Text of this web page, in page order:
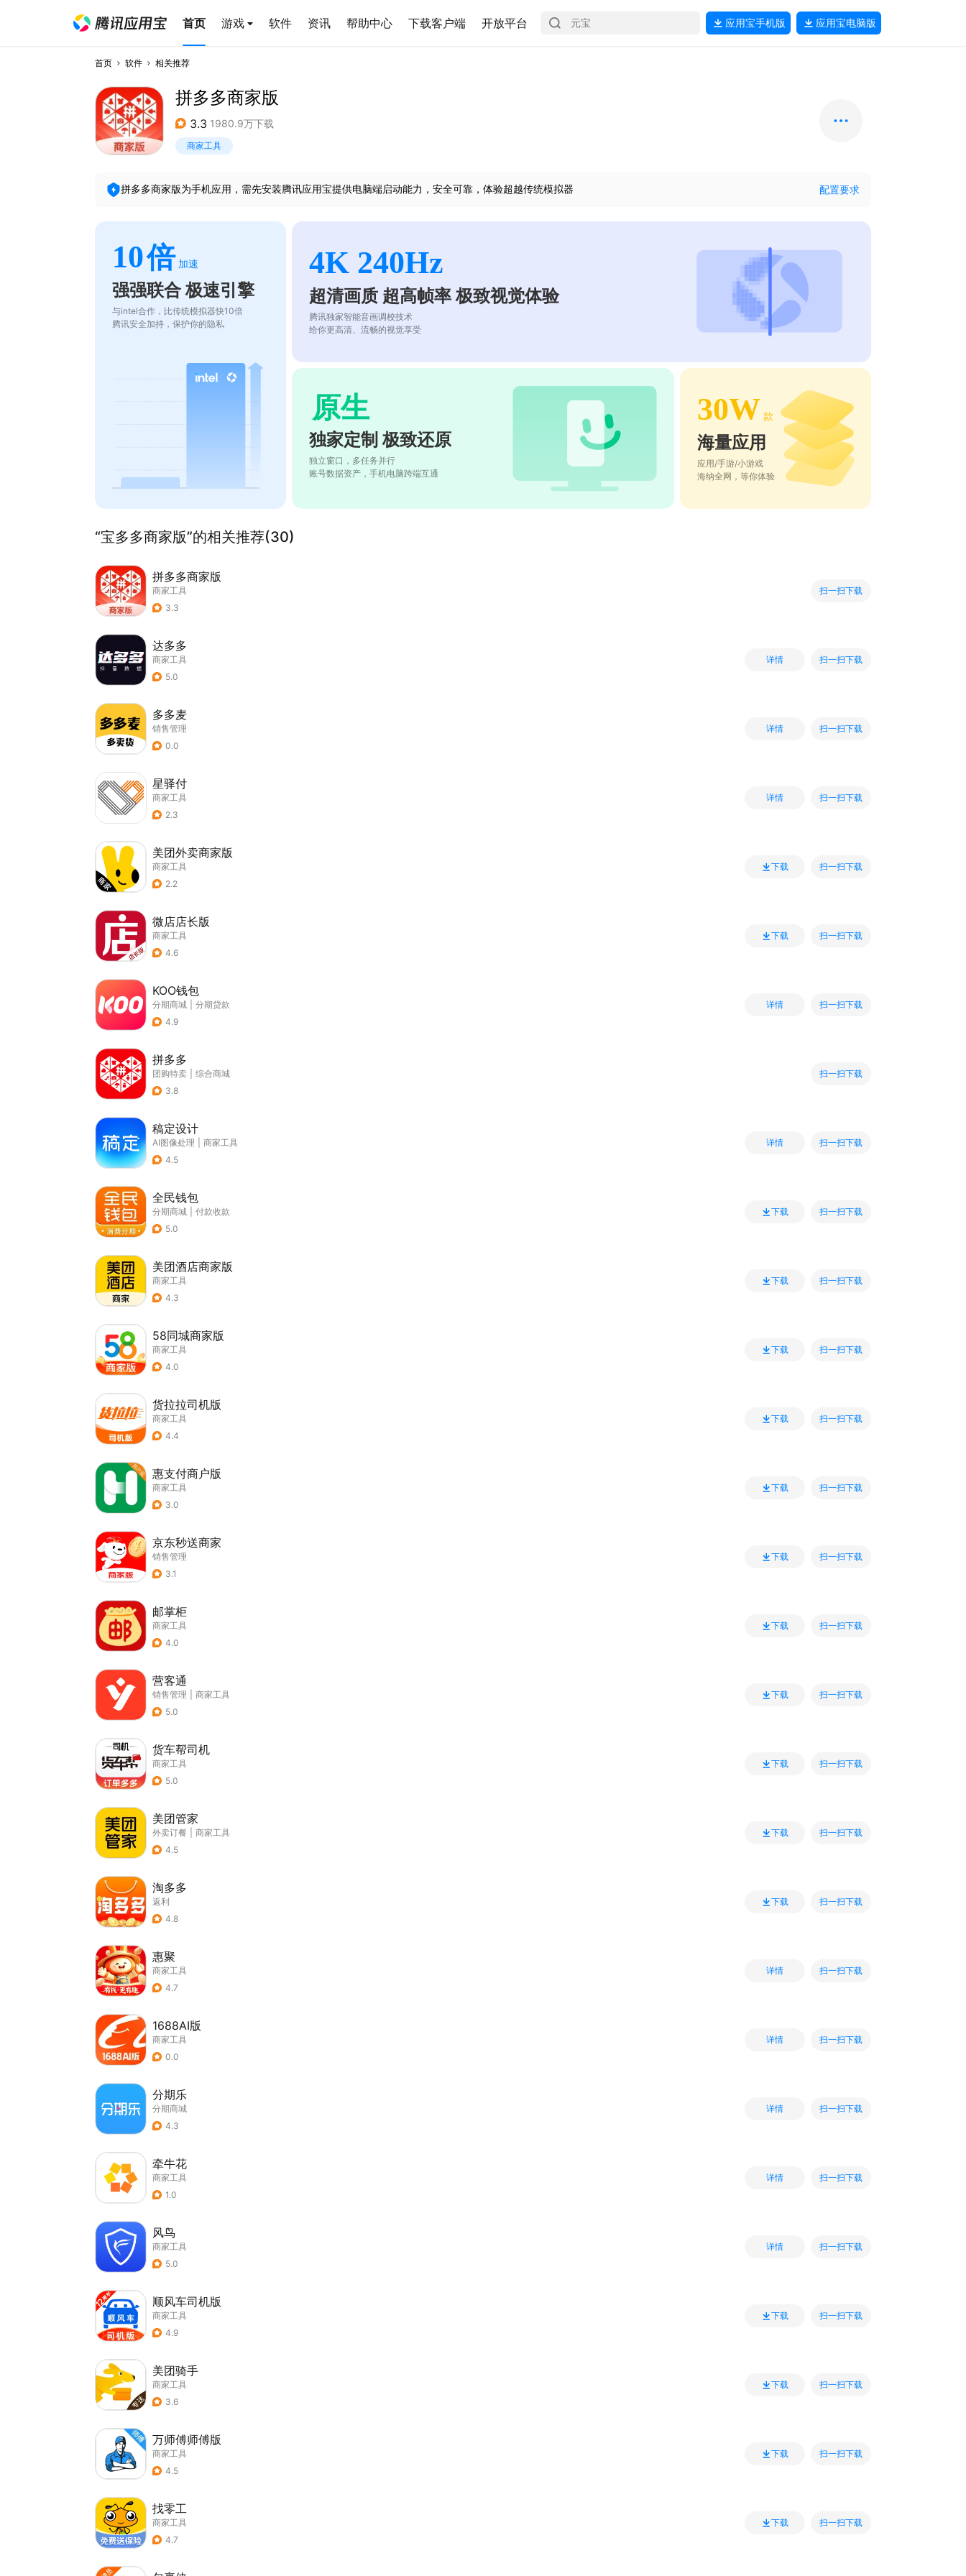
首页 游戏 软件 资讯 帮助中心 下载客户端 开放平台 应用宝手机版 应用宝电脑版
首页 软件 相关推荐
拼多多商家版
3.3 1980.9万下载
商家工具
拼多多商家版为手机应用，需先安装腾讯应用宝提供电脑端启动能力，安全可靠，体验超越传统模拟器 配置要求
10倍 加速
强强联合 极速引擎
与intel合作，比传统模拟器快10倍
腾讯安全加持，保护你的隐私
4K 240Hz
超清画质 超高帧率 极致视觉体验
腾讯独家智能音画调校技术
给你更高清、流畅的视觉享受
原生
独家定制 极致还原
独立窗口，多任务并行
账号数据资产，手机电脑跨端互通
30W 款
海量应用
应用/手游/小游戏
海纳全网，等你体验
“宝多多商家版”的相关推荐(30)
拼多多商家版
商家工具
3.3
扫一扫下载
达多多
商家工具
5.0
详情 扫一扫下载
多多麦
销售管理
0.0
详情 扫一扫下载
星驿付
商家工具
2.3
详情 扫一扫下载
美团外卖商家版
商家工具
2.2
下载 扫一扫下载
微店店长版
商家工具
4.6
下载 扫一扫下载
KOO钱包
分期商城
分期贷款
4.9
详情 扫一扫下载
拼多多
团购特卖
综合商城
3.8
扫一扫下载
稿定设计
AI图像处理
商家工具
4.5
详情 扫一扫下载
全民钱包
分期商城
付款收款
5.0
下载 扫一扫下载
美团酒店商家版
商家工具
4.3
下载 扫一扫下载
58同城商家版
商家工具
4.0
下载 扫一扫下载
货拉拉司机版
商家工具
4.4
下载 扫一扫下载
惠支付商户版
商家工具
3.0
下载 扫一扫下载
京东秒送商家
销售管理
3.1
下载 扫一扫下载
邮掌柜
商家工具
4.0
下载 扫一扫下载
营客通
销售管理
商家工具
5.0
下载 扫一扫下载
货车帮司机
商家工具
5.0
下载 扫一扫下载
美团管家
外卖订餐
商家工具
4.5
下载 扫一扫下载
淘多多
返利
4.8
下载 扫一扫下载
惠聚
商家工具
4.7
详情 扫一扫下载
1688AI版
商家工具
0.0
详情 扫一扫下载
分期乐
分期商城
4.3
详情 扫一扫下载
牵牛花
商家工具
1.0
详情 扫一扫下载
风鸟
商家工具
5.0
详情 扫一扫下载
顺风车司机版
商家工具
4.9
下载 扫一扫下载
美团骑手
商家工具
3.6
下载 扫一扫下载
万师傅师傅版
商家工具
4.5
下载 扫一扫下载
找零工
商家工具
4.7
下载 扫一扫下载